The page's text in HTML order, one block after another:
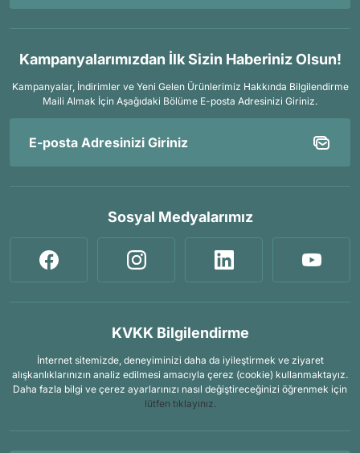
Kampanyalarımızdan İlk Sizin Haberiniz Olsun!
Kampanyalar, İndirimler ve Yeni Gelen Ürünlerimiz Hakkında Bilgilendirme
Maili Almak İçin Aşağıdaki Bölüme E-posta Adresinizi Giriniz.
Sosyal Medyalarımız
KVKK Bilgilendirme
İnternet sitemizde, deneyiminizi daha da iyileştirmek ve ziyaret
alışkanlıklarınızın analiz edilmesi amacıyla çerez (cookie) kullanmaktayız.
Daha fazla bilgi ve çerez ayarlarınızı nasıl değiştireceğinizi öğrenmek için
lütfen tıklayınız.